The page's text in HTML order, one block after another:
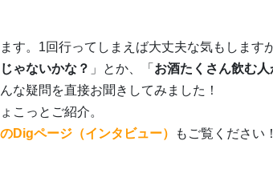
す。1回行ってしまえば大丈夫な気もします
ゃないかな？ 」とか、「 お酒たくさん飲む人
な疑問を直接お聞きしてみました！
こっとご紹介。
Digページ（インタビュー） もご覧ください！